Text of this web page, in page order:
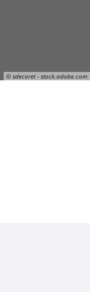
© sdecoret - stock.adobe.com